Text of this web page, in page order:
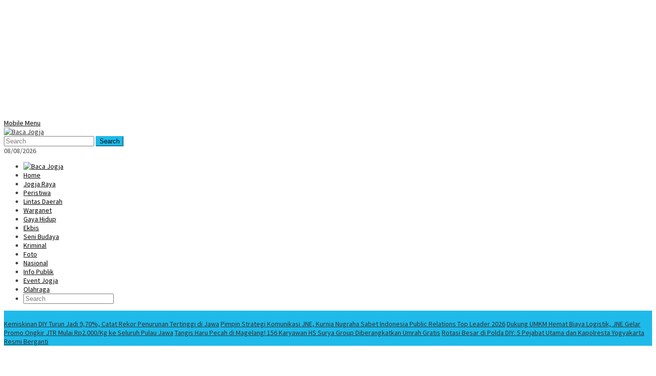
Mobile Menu
Search
08/08/2026
Home
Jogja Raya
Peristiwa
Lintas Daerah
Warganet
Gaya Hidup
Ekbis
Seni Budaya
Kriminal
Foto
Nasional
Info Publik
Event Jogja
Olahraga
Kemiskinan DIY Turun Jadi 9,70%, Catat Rekor Penurunan Tertinggi di Jawa Pimpin Strategi Komunikasi JNE, Kurnia Nugraha Sabet Indonesia Public Relations Top Leader 2026Dukung UMKM Hemat Biaya Logistik, JNE Gelar
Promo Ongkir JTR Mulai Rp2.000/Kg ke Seluruh Pulau Jawa Tangis Haru Pecah di Magelang! 156 Karyawan HS Surya Group Diberangkatkan Umrah Gratis Rotasi Besar di Polda DIY: 5 Pejabat Utama dan Kapolresta Yogyakarta
Resmi Berganti